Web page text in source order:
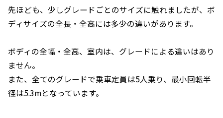
先ほども、少しグレードごとのサイズに触れましたが、ボ
ディサイズの全長・全高には多少の違いがあります。
ボディの全幅・全高、室内は、グレードによる違いはあり
ません。
また、全てのグレードで乗車定員は5人乗り、最小回転半
径は5.3mとなっています。